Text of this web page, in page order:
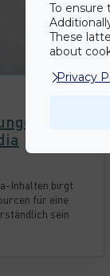
für
Inhalten birgt
für eine
sein
To ensure
These
about
Privacy